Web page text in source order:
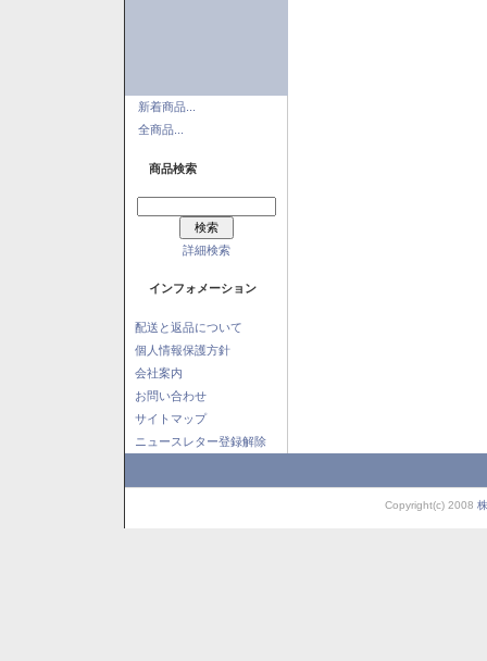
新着商品...
全商品...
商品検索
詳細検索
インフォメーション
配送と返品について
個人情報保護方針
会社案内
お問い合わせ
サイトマップ
ニュースレター登録解除
Copyright(c) 2008